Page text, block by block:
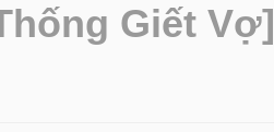
Giết Vợ]